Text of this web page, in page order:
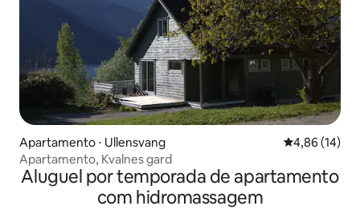
Apartamento ⋅ Ullensvang 4,86 de uma
4,86 (14)
Apartamento, Kvalnes gard
Aluguel por temporada de apartamento
com hidromassagem